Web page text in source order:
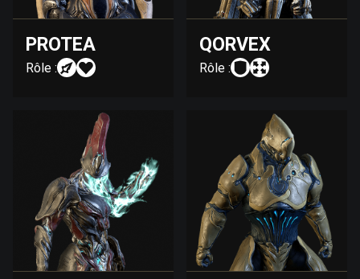
PROTEA
Rôle :
QORVEX
Rôle :